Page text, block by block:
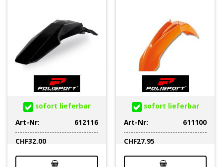
sofort lieferbar
Art-Nr:
612116
CHF32.00
sofort lieferbar
Art-Nr:
611100
CHF27.95